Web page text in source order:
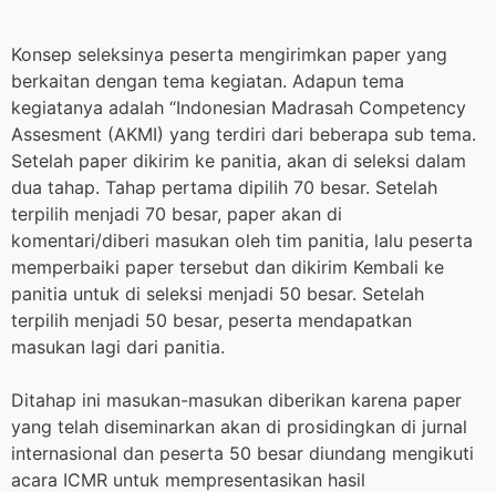
Konsep seleksinya peserta mengirimkan paper yang
berkaitan dengan tema kegiatan. Adapun tema
kegiatanya adalah “Indonesian Madrasah Competency
Assesment (AKMI) yang terdiri dari beberapa sub tema.
Setelah paper dikirim ke panitia, akan di seleksi dalam
dua tahap. Tahap pertama dipilih 70 besar. Setelah
terpilih menjadi 70 besar, paper akan di
komentari/diberi masukan oleh tim panitia, lalu peserta
memperbaiki paper tersebut dan dikirim Kembali ke
panitia untuk di seleksi menjadi 50 besar. Setelah
terpilih menjadi 50 besar, peserta mendapatkan
masukan lagi dari panitia.
Ditahap ini masukan-masukan diberikan karena paper
yang telah diseminarkan akan di prosidingkan di jurnal
internasional dan peserta 50 besar diundang mengikuti
acara ICMR untuk mempresentasikan hasil